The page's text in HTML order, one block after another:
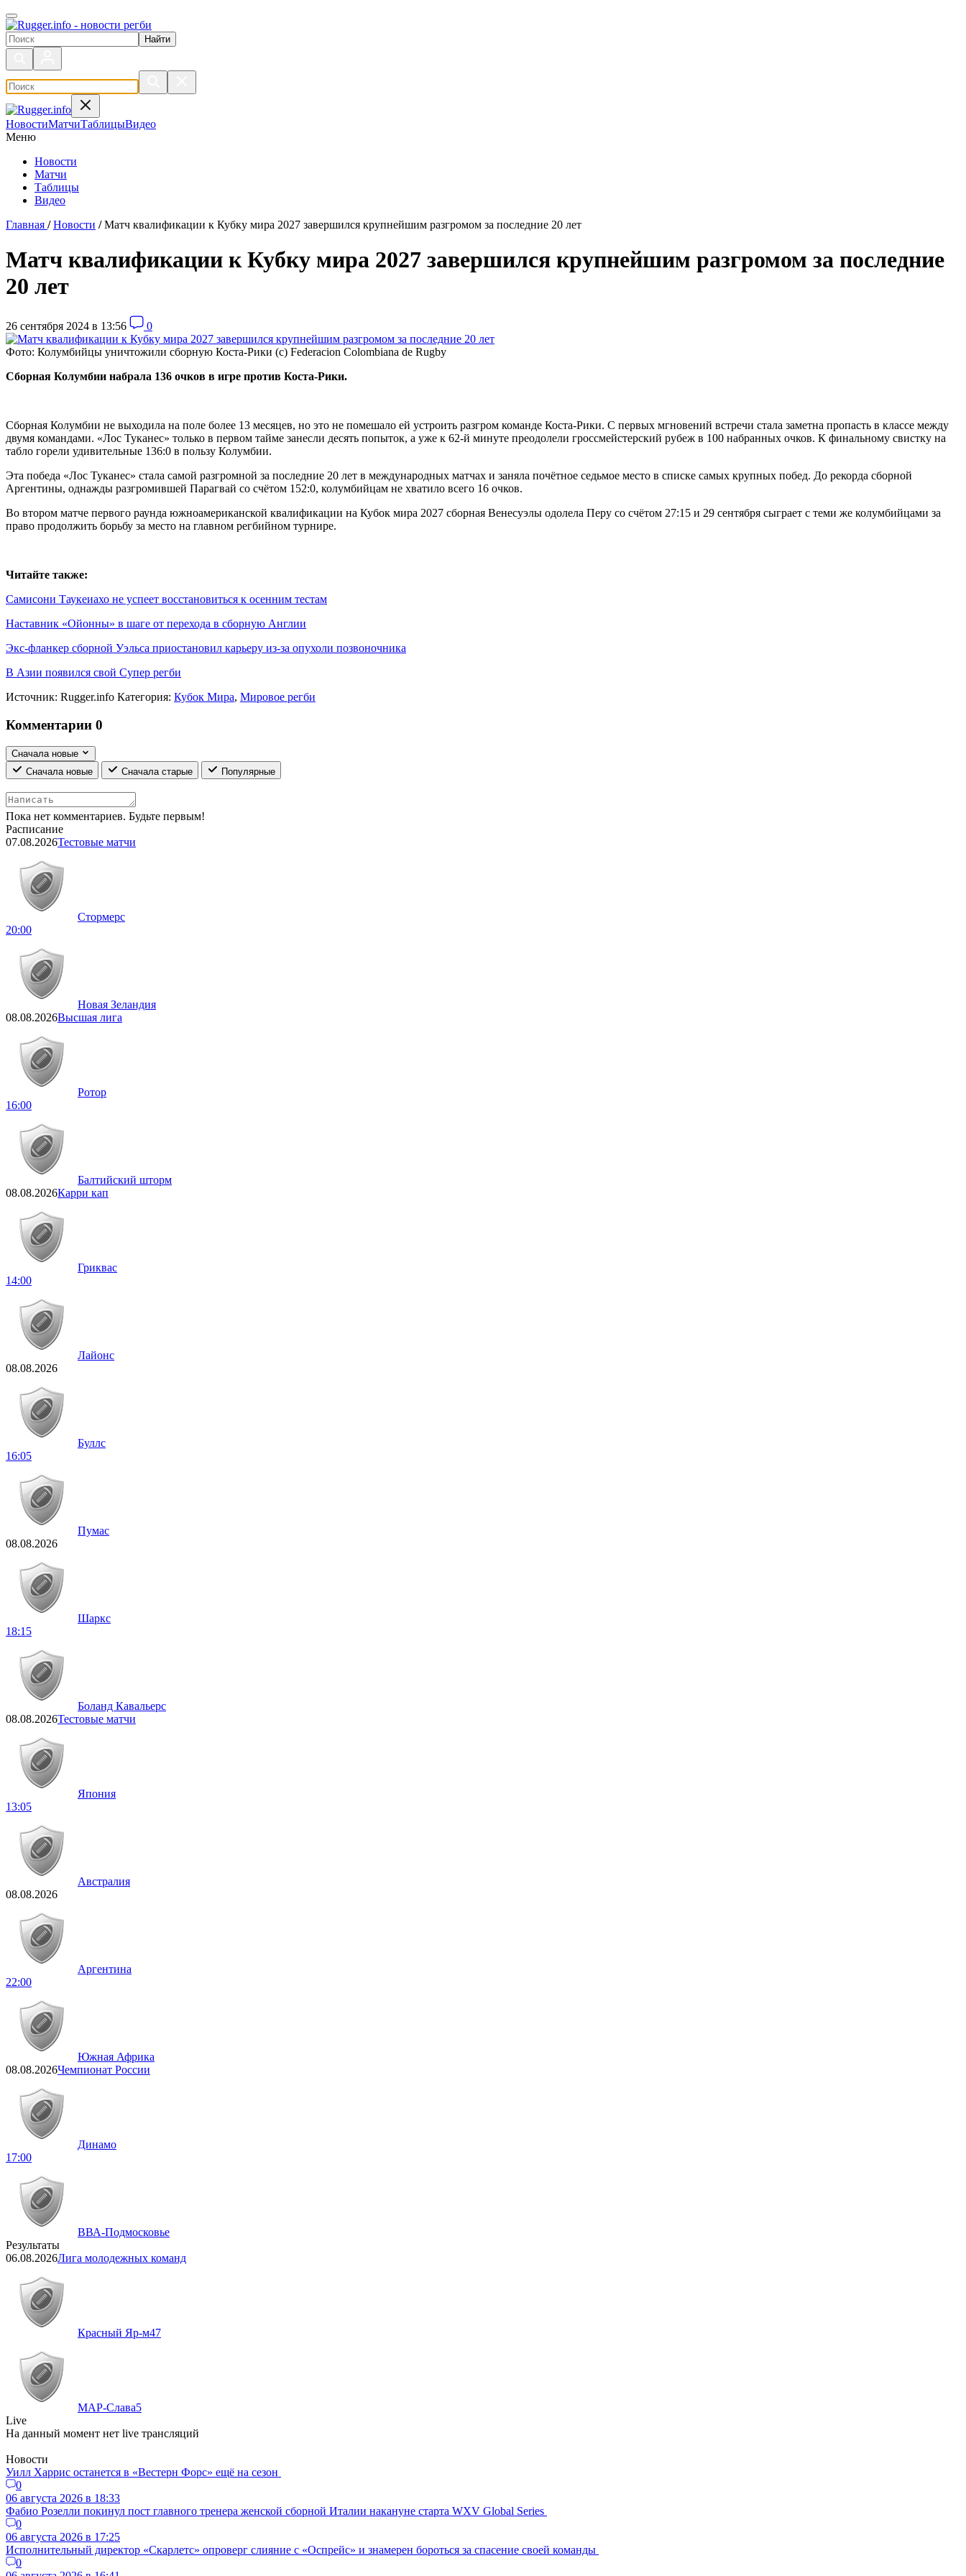
Поиск по сайту
НовостиМатчиТаблицыВидео
Меню
Новости
Матчи
Таблицы
Видео
Главная / Новости / Матч квалификации к Кубку мира 2027 завершился крупнейшим разгромом за последние 20 лет
Матч квалификации к Кубку мира 2027 завершился крупнейшим разгромом за последние
20 лет
26 сентября 2024 в 13:56 0
Фото: Колумбийцы уничтожили сборную Коста-Рики (с) Federacion Colombiana de Rugby
Сборная Колумбии набрала 136 очков в игре против Коста-Рики.
Сборная Колумбии не выходила на поле более 13 месяцев, но это не помешало ей устроить разгром команде Коста-Рики. С первых мгновений встречи стала заметна пропасть в классе между
двумя командами. «Лос Туканес» только в первом тайме занесли десять попыток, а уже к 62-й минуте преодолели гроссмейстерский рубеж в 100 набранных очков. К финальному свистку на
табло горели удивительные 136:0 в пользу Колумбии.
Эта победа «Лос Туканес» стала самой разгромной за последние 20 лет в международных матчах и заняла почётное седьмое место в списке самых крупных побед. До рекорда сборной
Аргентины, однажды разгромившей Парагвай со счётом 152:0, колумбийцам не хватило всего 16 очков.
Во втором матче первого раунда южноамериканской квалификации на Кубок мира 2027 сборная Венесуэлы одолела Перу со счётом 27:15 и 29 сентября сыграет с теми же колумбийцами за
право продолжить борьбу за место на главном регбийном турнире.
Читайте также:
Самисони Таукеиахо не успеет восстановиться к осенним тестам
Наставник «Ойонны» в шаге от перехода в сборную Англии
Экс-фланкер сборной Уэльса приостановил карьеру из-за опухоли позвоночника
В Азии появился свой Супер регби
Источник: Rugger.info Категория: Кубок Мира, Мировое регби
Комментарии 0
Сначала новые
Сначала новые
Сначала старые Популярные
Пока нет комментариев. Будьте первым!
Расписание
07.08.2026Тестовые матчи
Стормерс
20:00
Новая Зеландия
08.08.2026Высшая лига
Ротор
16:00
Балтийский шторм
08.08.2026Карри кап
Гриквас
14:00
Лайонс
08.08.2026
Буллс
16:05
Пумас
08.08.2026
Шаркс
18:15
Боланд Кавальерс
08.08.2026Тестовые матчи
Япония
13:05
Австралия
08.08.2026
Аргентина
22:00
Южная Африка
08.08.2026Чемпионат России
Динамо
17:00
ВВА-Подмосковье
Результаты
06.08.2026Лига молодежных команд
Красный Яр-м47
МАР-Слава5
Live
На данный момент нет live трансляций
Новости
Уилл Харрис останется в «Вестерн Форс» ещё на сезон
0
06 августа 2026 в 18:33
Фабио Розелли покинул пост главного тренера женской сборной Италии накануне старта WXV Global Series
0
06 августа 2026 в 17:25
Исполнительный директор «Скарлетс» опроверг слияние с «Оспрейс» и знамерен бороться за спасение своей команды
0